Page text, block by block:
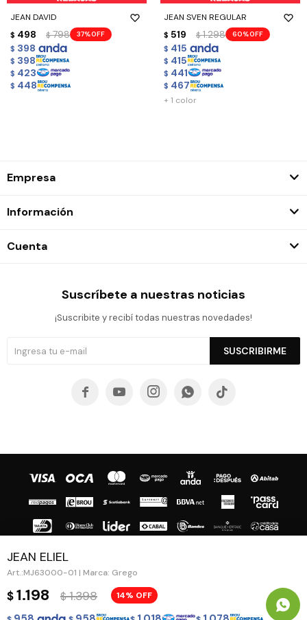
JEAN ELIEL
MJ63000-01 | Marca: Grego
$1.198 $ 1.398 14
JEAN DAVID
$ 498 $ 798 37
$ 398
$ 398
$ 423
$ 448
JEAN SVEN REGULAR
$ 519 $ 1.298 60
$ 415
$ 415
$ 441
$ 467
+ 1 color
Empresa
Información
Cuenta
Suscríbete a nuestras noticias
¡Suscribite y recibí todas nuestras novedades!
SUSCRIBIRME
    